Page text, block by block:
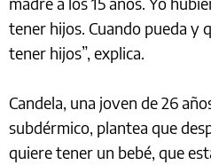
tener hijos. Cuando pueda y
tener hijos”, explica.
Candela, una joven de 26
subdérmico, plantea que
quiere tener un bebé, que